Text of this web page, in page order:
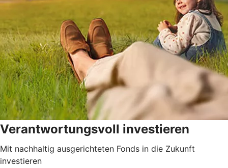
Verantwortungsvoll investieren
Mit nachhaltig ausgerichteten Fonds in die Zukunft
investieren